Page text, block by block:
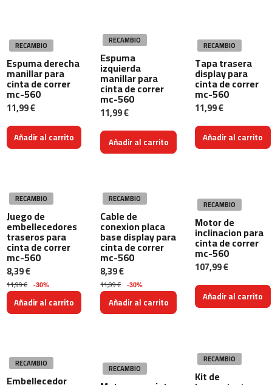
t
2
0
0
e
s
2
0
b
e
s
t
-
3
2
0
c
i
c
RECAMBIO
Espuma derecha
manillar para
cinta de correr
mc-560
11,99 €
Añadir al carrito
RECAMBIO
Espuma
izquierda
manillar para
cinta de correr
mc-560
11,99 €
Añadir al carrito
RECAMBIO
Tapa trasera
display para
cinta de correr
mc-560
11,99 €
Añadir al carrito
RECAMBIO
Juego de
embellecedores
traseros para
cinta de correr
mc-560
8,39 €
11,99 € -30%
Añadir al carrito
RECAMBIO
Cable de
conexion placa
base display para
cinta de correr
mc-560
8,39 €
11,99 € -30%
Añadir al carrito
RECAMBIO
Motor de
inclinacion para
cinta de correr
mc-560
107,99 €
Añadir al carrito
RECAMBIO
Embellecedor
RECAMBIO
RECAMBIO
Kit de